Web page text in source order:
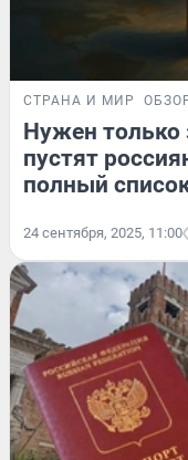
СТРАНА И МИР
Нужен только
пустят
полный
24 сентября, 2025, 11:00